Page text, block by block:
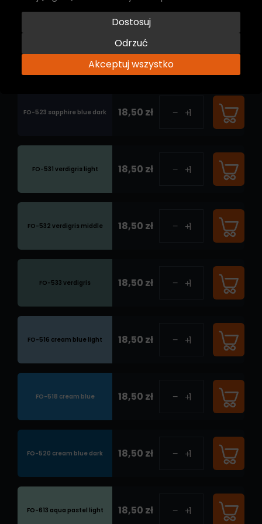
FO-522 sapphire blue 18,50 zł
FO-523 sapphire blue dark 18,50 zł
FO-531 verdigris light 18,50 zł
FO-532 verdigris middle 18,50 zł
FO-533 verdigris 18,50 zł
FO-516 cream blue light 18,50 zł
FO-518 cream blue 18,50 zł
FO-520 cream blue dark 18,50 zł
FO-613 aqua pastel light 18,50 zł
Dostosuj
Odrzuć
Akceptuj wszystko